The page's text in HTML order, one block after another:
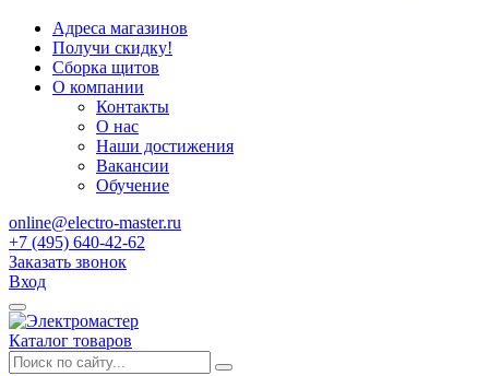
Адреса магазинов
Получи скидку!
Сборка щитов
О компании
Контакты
О нас
Наши достижения
Вакансии
Обучение
online@electro-master.ru
+7 (495) 640-42-62
Заказать звонок
Вход
Каталог товаров